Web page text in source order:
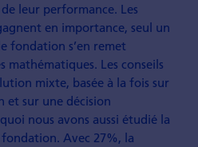
leur performance. Les
en importance, seul un
fondation s’en remet
mathématiques. Les conseils
mixte, basée à la fois sur
et sur une décision
nous avons aussi étudié la
Avec 27%, la